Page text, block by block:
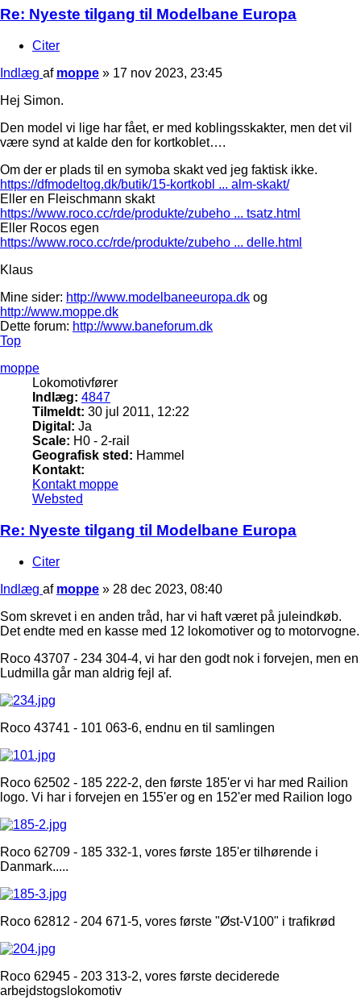
Re: Nyeste tilgang til Modelbane Europa
Citer
Indlæg af moppe » 17 nov 2023, 23:45
Hej Simon.
Den model vi lige har fået, er med koblingsskakter, men det vil
være synd at kalde den for kortkoblet….
Om der er plads til en symoba skakt ved jeg faktisk ikke.
https://dfmodeltog.dk/butik/15-kortkobl ... alm-skakt/
Eller en Fleischmann skakt
https://www.roco.cc/rde/produkte/zubeho ... tsatz.html
Eller Rocos egen
https://www.roco.cc/rde/produkte/zubeho ... delle.html
Klaus
Mine sider: http://www.modelbaneeuropa.dk og
http://www.moppe.dk
Dette forum: http://www.baneforum.dk
Top
moppe
Lokomotivfører
Indlæg: 4847
Tilmeldt: 30 jul 2011, 12:22
Digital: Ja
Scale: H0 - 2-rail
Geografisk sted: Hammel
Kontakt:
Kontakt moppe
Websted
Re: Nyeste tilgang til Modelbane Europa
Citer
Indlæg af moppe » 28 dec 2023, 08:40
Som skrevet i en anden tråd, har vi haft været på juleindkøb.
Det endte med en kasse med 12 lokomotiver og to motorvogne.
Roco 43707 - 234 304-4, vi har den godt nok i forvejen, men en
Ludmilla går man aldrig fejl af.
Roco 43741 - 101 063-6, endnu en til samlingen
Roco 62502 - 185 222-2, den første 185'er vi har med Railion
logo. Vi har i forvejen en 155'er og en 152'er med Railion logo
Roco 62709 - 185 332-1, vores første 185'er tilhørende i
Danmark.....
Roco 62812 - 204 671-5, vores første "Øst-V100" i trafikrød
Roco 62945 - 203 313-2, vores første deciderede
arbejdstogslokomotiv